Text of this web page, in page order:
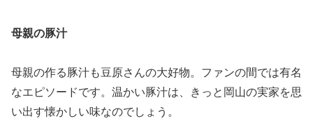
母親の豚汁
母親の作る豚汁も豆原さんの大好物。ファンの間では有名
なエピソードです。温かい豚汁は、きっと岡山の実家を思
い出す懐かしい味なのでしょう。